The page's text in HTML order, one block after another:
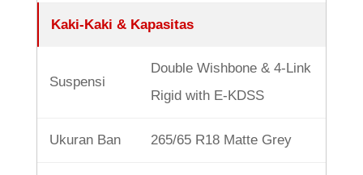
Kaki-Kaki & Kapasitas
Suspensi
Double Wishbone & 4-Link
Rigid with E-KDSS
Ukuran Ban 265/65 R18 Matte Grey